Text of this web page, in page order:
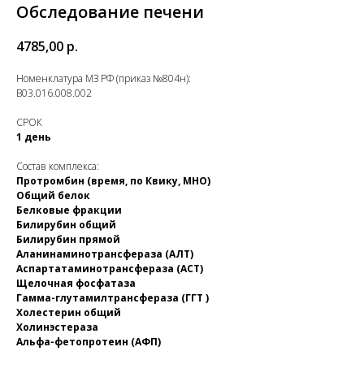
Обследование печени
4785,00 р.
Номенклатура МЗ РФ (приказ №804н):
B03.016.008.002
СРОК
1 день
Состав комплекса:
Протромбин (время, по Квику, МНО)
Общий белок
Белковые фракции
Билирубин общий
Билирубин прямой
Аланинаминотрансфераза (АЛТ)
Аспартатаминотрансфераза (АСТ)
Щелочная фосфатаза
Гамма-глутамилтрансфераза (ГГТ )
Холестерин общий
Холинэстераза
Альфа-фетопротеин (АФП)